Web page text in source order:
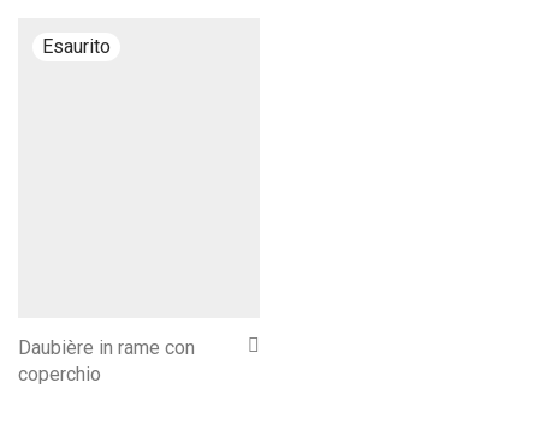
Daubière in rame con
coperchio